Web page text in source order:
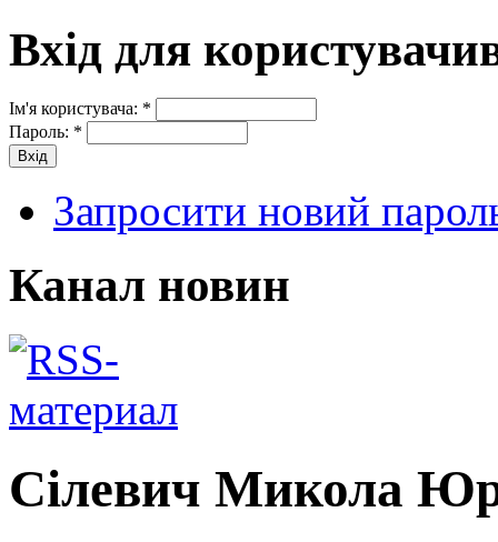
Вхід для
Ім'я користувача: *
Пароль: *
Запросити новий
Канал новин
Сілевич Микола